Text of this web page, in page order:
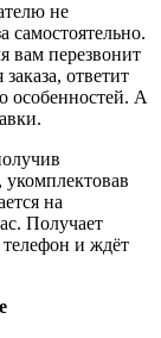
не
самостоятельно.
вам перезвонит
ответит
особенностей. А
укомплектовав
на
Получает
и ждёт